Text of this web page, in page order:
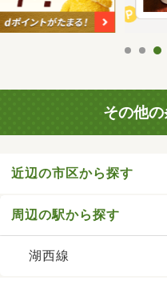
その他
近辺の市区から探す
周辺の駅から探す
湖西線